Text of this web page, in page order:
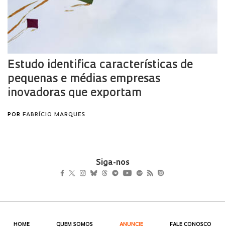
Siga-nos
HOME QUEM SOMOS ANUNCIE FALE CONOSCO